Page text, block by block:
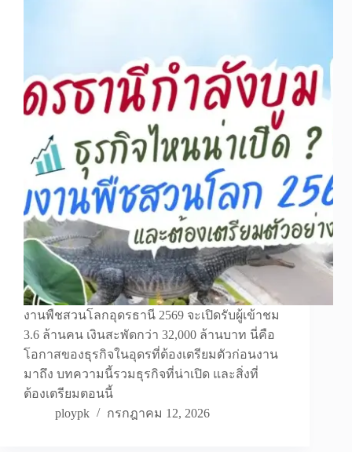
งานพืชสวนโลกอุดรธานี 2569 จะเปิดรับผู้เข้าชม
3.6 ล้านคน เงินสะพัดกว่า 32,000 ล้านบาท นี่คือ
โอกาสของธุรกิจในอุดรที่ต้องเตรียมตัวก่อนงาน
มาถึง บทความนี้รวมธุรกิจที่น่าเปิด และสิ่งที่
ต้องเตรียมตอนนี้
ploypk
กรกฎาคม 12, 2026